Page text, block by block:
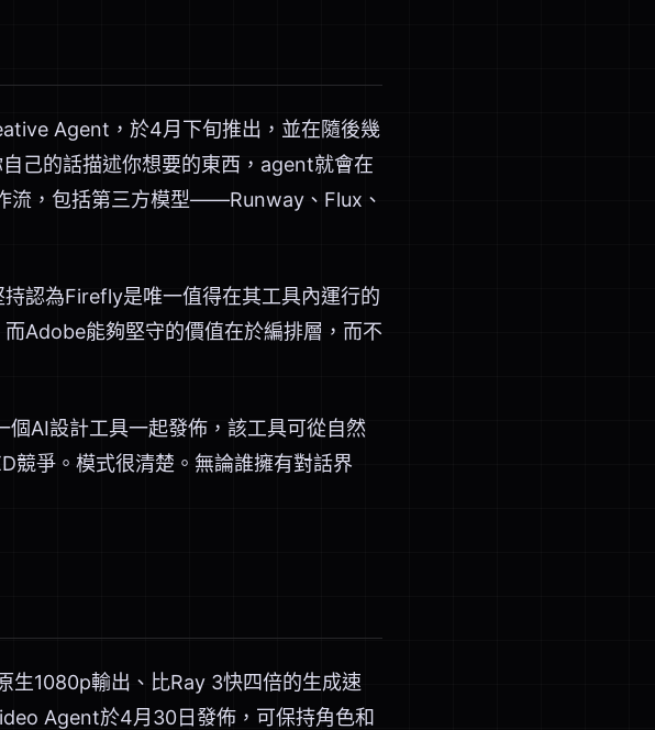
Agent，於4月下旬推出，並在隨後幾
己的話描述你想要的東西，agent就會在
流，包括第三方模型——Runway、Flux、
認為Firefly是唯一值得在其工具內運行的
Adobe能夠堅守的價值在於編排層，而不
AI設計工具一起發佈，該工具可從自然
爭。模式很清楚。無論誰擁有對話界
生1080p輸出、比Ray 3快四倍的生成速
Agent於4月30日發佈，可保持角色和